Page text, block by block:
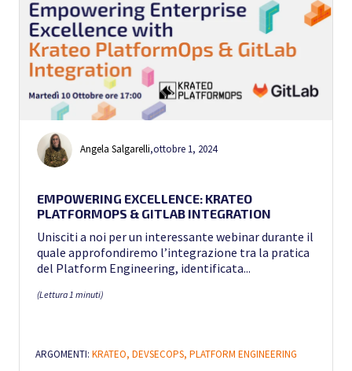
Angela Salgarelli,ottobre 1, 2024
EMPOWERING EXCELLENCE: KRATEO
PLATFORMOPS & GITLAB INTEGRATION
Unisciti a noi per un interessante webinar durante il
quale approfondiremo l’integrazione tra la pratica
del Platform Engineering, identificata...
(Lettura 1 minuti)
ARGOMENTI: KRATEO, DEVSECOPS, PLATFORM ENGINEERING